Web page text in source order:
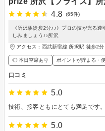
4.8
(65件)
《所沢駅徒歩2分♪♪》プロの技が光る
しみましょう♪♪所沢
アクセス：西武新宿線 所沢駅 徒歩2
◎ 本日空席あり ポイントが貯まる・
口コミ
5.0
技術、接客ともにとても満足です
5.0